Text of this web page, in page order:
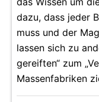
dazu, dass jeder
muss und der
lassen sich zu
gereiften“ zum
Massenfabriken